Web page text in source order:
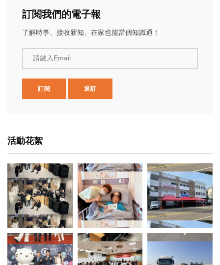
訂閱我們的電子報
了解時事、接收新知、在家也能當個知識通！
請鍵入Email
訂閱 退訂
活動花絮